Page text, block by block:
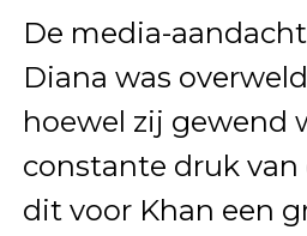
De media-
Diana was
hoewel zij gewend
constante druk van
dit voor Khan een